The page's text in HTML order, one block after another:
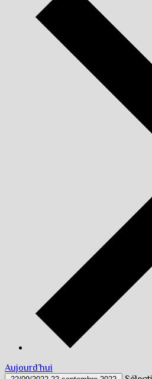
Aujourd’hui